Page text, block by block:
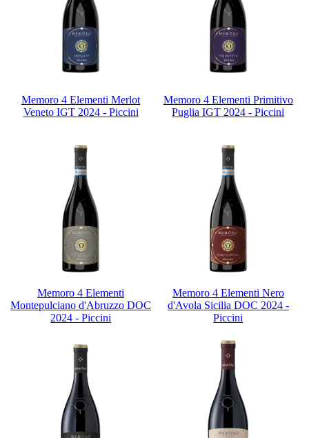
Memoro 4 Elementi Merlot
Veneto IGT 2024 - Piccini
Memoro 4 Elementi Primitivo
Puglia IGT 2024 - Piccini
Memoro 4 Elementi
Montepulciano d'Abruzzo DOC
2024 - Piccini
Memoro 4 Elementi Nero
d'Avola Sicilia DOC 2024 -
Piccini